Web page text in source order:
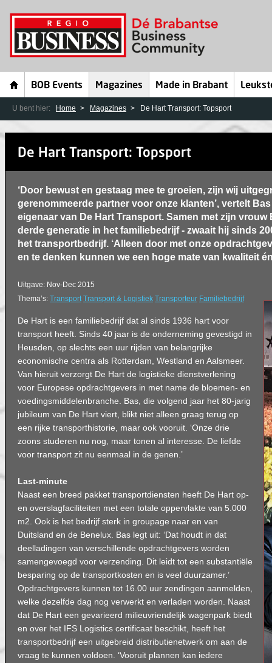
BOB Events Magazines Made in Brabant
U bent hier: Home Magazines De Hart Transport: Topsport
De Hart Transport: Topsport
‘Door bewust en gestaag mee te groeien, zijn wij
gerenommeerde partner voor onze klanten’, vertelt
eigenaar van De Hart Transport. Samen met zijn vrouw
derde generatie in het familiebedrijf - zwaait hij sinds
het transportbedrijf. ‘Alleen door met onze
en te denken kunnen we een hoge mate van kwaliteit
Uitgave: Nov-Dec 2015
Thema’s: Transport Transport & Logistiek Transporteur Familiebedrijf
De Hart is een familiebedrijf dat al sinds 1936 hart voor
transport heeft. Sinds 40 jaar is de onderneming gevestigd in
Heusden, op slechts een uur rijden van belangrijke
economische centra als Rotterdam, Westland en Aalsmeer.
Van hieruit verzorgt De Hart de logistieke dienstverlening
voor Europese opdrachtgevers in met name de bloemen- en
voedingsmiddelenbranche. Bas, die volgend jaar het 80-jarig
jubileum van De Hart viert, blikt niet alleen graag terug op
een rijke transporthistorie, maar ook vooruit. ‘Onze drie
zoons studeren nu nog, maar tonen al interesse. De liefde
voor transport zit nu eenmaal in de genen.’
Last-minute
Naast een breed pakket transportdiensten heeft De Hart op-
en overslagfaciliteiten met een totale oppervlakte van 5.000
m2. Ook is het bedrijf sterk in groupage naar en van
Duitsland en de Benelux. Bas legt uit: ‘Dat houdt in dat
deelladingen van verschillende opdrachtgevers worden
samengevoegd voor verzending. Dit leidt tot een substantiële
besparing op de transportkosten en is veel duurzamer.’
Opdrachtgevers kunnen tot 16.00 uur zendingen aanmelden,
welke dezelfde dag nog verwerkt en verladen worden. Naast
dat De Hart een gevarieerd milieuvriendelijk wagenpark biedt
en over het IFS Logistics certificaat beschikt, heeft het
transportbedrijf een uitgebreid distributienetwerk om aan de
vraag te kunnen voldoen. ‘Vooruit plannen kan iedere